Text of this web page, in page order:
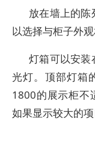
放在墙上的
以选择与柜子外
灯箱可以安装
光灯。顶部灯箱
1800的展示柜不
如果显示较大的